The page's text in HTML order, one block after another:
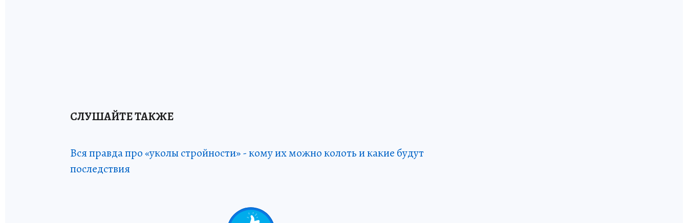
СЛУШАЙТЕ ТАКЖЕ
Вся правда про «уколы стройности» - кому их можно колоть и какие будут
последствия